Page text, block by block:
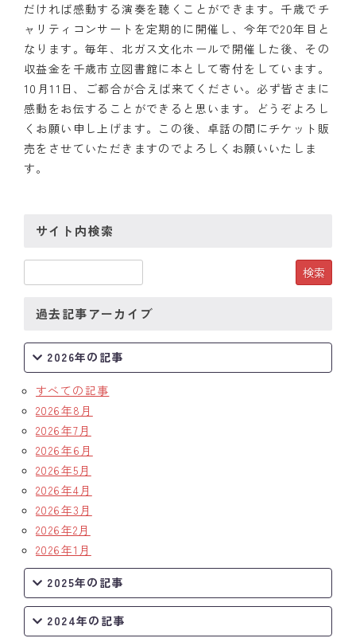
だければ感動する演奏を聴くことができます。千歳でチ
ャリティコンサートを定期的に開催し、今年で20年目と
なります。毎年、北ガス文化ホールで開催した後、その
収益金を千歳市立図書館に本として寄付をしています。
10月11日、ご都合が合えば来てください。必ず皆さまに
感動をお伝することができると思います。どうぞよろし
くお願い申し上げます。この後、卓話の間にチケット販
売をさせていただきますのでよろしくお願いいたしま
す。
サイト内検索
過去記事アーカイブ
2026年の記事
すべての記事
2026年8月
2026年7月
2026年6月
2026年5月
2026年4月
2026年3月
2026年2月
2026年1月
2025年の記事
2024年の記事